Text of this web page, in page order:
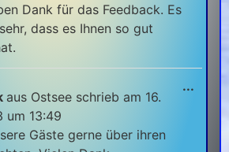
Dank für das Feedback. Es
dass es Ihnen so gut
aus Ostsee schrieb am 16.
um 13:49
Gäste gerne über ihren
...